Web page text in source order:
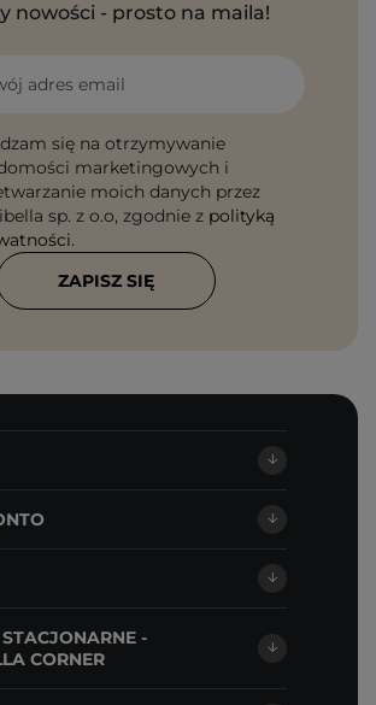
nowości - prosto na maila!
adres email
się na otrzymywanie
marketingowych i
moich danych przez
sp. z o.o, zgodnie z polityką
.
ZAPISZ SIĘ
-
CORNER